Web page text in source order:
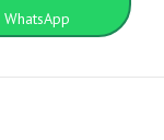
WhatsApp